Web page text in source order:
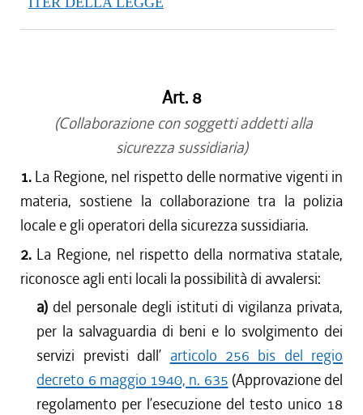
Art. 8
(Collaborazione con soggetti addetti alla
sicurezza sussidiaria)
1. La Regione, nel rispetto delle normative vigenti in
materia, sostiene la collaborazione tra la polizia
locale e gli operatori della sicurezza sussidiaria.
2. La Regione, nel rispetto della normativa statale,
riconosce agli enti locali la possibilità di avvalersi:
a) del personale degli istituti di vigilanza privata,
per la salvaguardia di beni e lo svolgimento dei
servizi previsti dall’ articolo 256 bis del regio
decreto 6 maggio 1940, n. 635 (Approvazione del
regolamento per l’esecuzione del testo unico 18